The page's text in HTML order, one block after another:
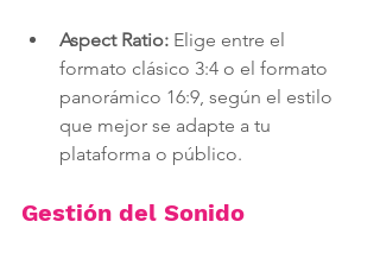
Aspect Ratio: Elige entre el
formato clásico 3:4 o el formato
panorámico 16:9, según el estilo
que mejor se adapte a tu
plataforma o público.
Gestión del Sonido